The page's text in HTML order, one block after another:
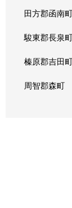
田方郡函南
駿東郡長泉
榛原郡吉田
周智郡森町